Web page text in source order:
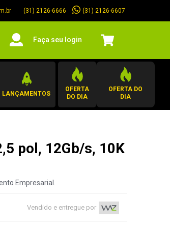
(31) 2126-6666 (31) 2126-6607
Faça seu login
LANÇAMENTOS
OFERTA
DO DIA
OFERTA DO
DIA
pol, 12Gb/s, 10K
Empresarial.
Vendido e entregue por